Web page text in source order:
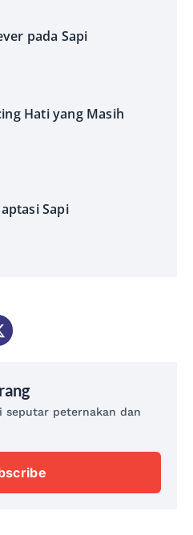
pada Sapi
Hati yang Masih
Sapi
peternakan dan